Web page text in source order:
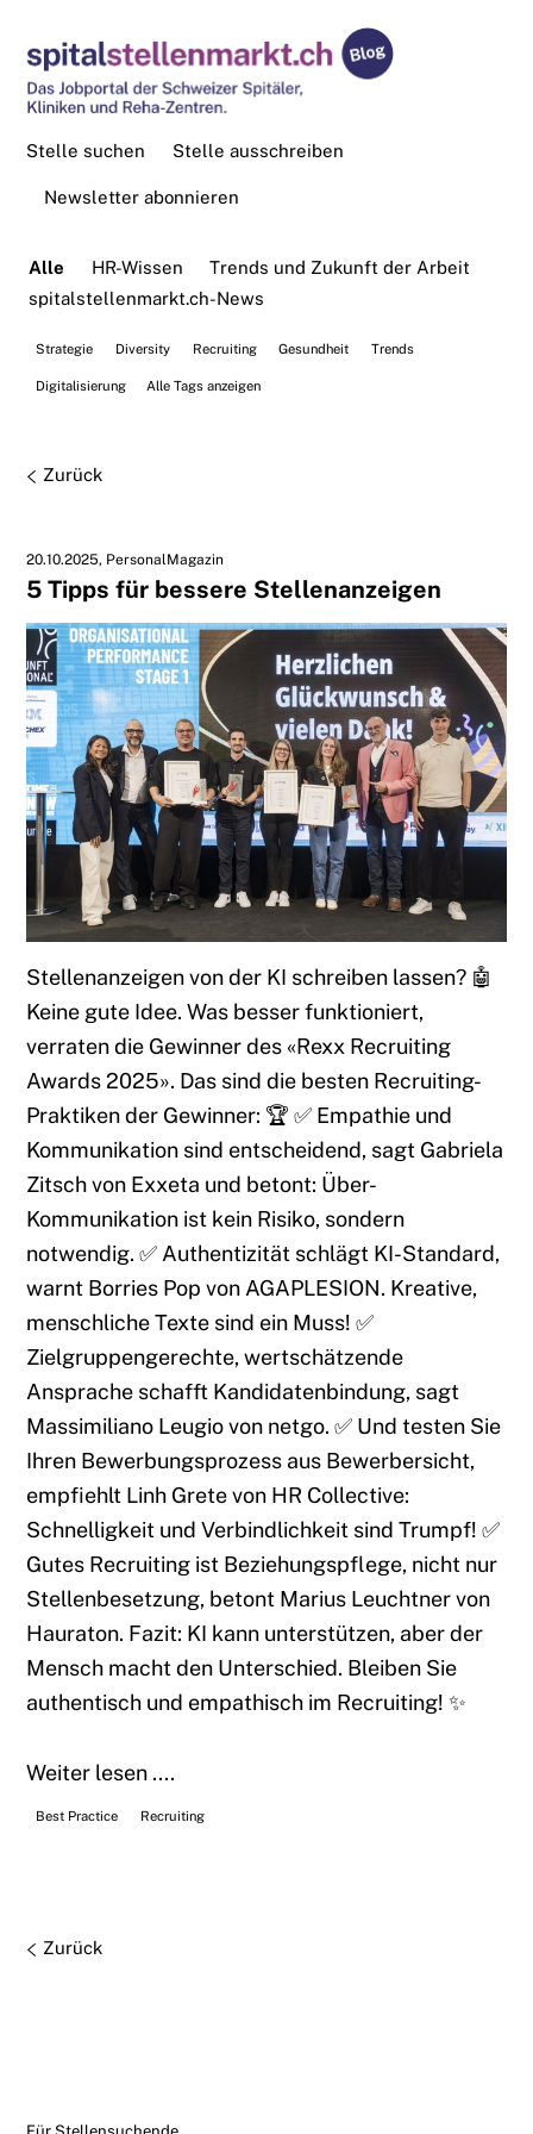
Stelle ausschreiben
Stelle suchen
Newsletter abonnieren
Alle HR-Wissen
Trends und Zukunft der Arbeit
spitalstellenmarkt.ch-News
Strategie Diversity Recruiting Gesundheit Trends
Digitalisierung Alle Tags anzeigen
Zurück
20.10.2025 PersonalMagazin
5 Tipps für bessere Stellenanzeigen
Stellenanzeigen von der KI schreiben lassen? 🤖
Keine gute Idee. Was besser funktioniert,
verraten die Gewinner des «Rexx Recruiting
Awards 2025». Das sind die besten Recruiting-
Praktiken der Gewinner: 🏆 ✅ Empathie und
Kommunikation sind entscheidend, sagt Gabriela
Zitsch von Exxeta und betont: Über-
Kommunikation ist kein Risiko, sondern
notwendig. ✅ Authentizität schlägt KI-Standard,
warnt Borries Pop von AGAPLESION. Kreative,
menschliche Texte sind ein Muss! ✅
Zielgruppengerechte, wertschätzende
Ansprache schafft Kandidatenbindung, sagt
Massimiliano Leugio von netgo. ✅ Und testen Sie
Ihren Bewerbungsprozess aus Bewerbersicht,
empfiehlt Linh Grete von HR Collective:
Schnelligkeit und Verbindlichkeit sind Trumpf! ✅
Gutes Recruiting ist Beziehungspflege, nicht nur
Stellenbesetzung, betont Marius Leuchtner von
Hauraton. Fazit: KI kann unterstützen, aber der
Mensch macht den Unterschied. Bleiben Sie
authentisch und empathisch im Recruiting! ✨
Weiter lesen ....
Best Practice Recruiting
Zurück